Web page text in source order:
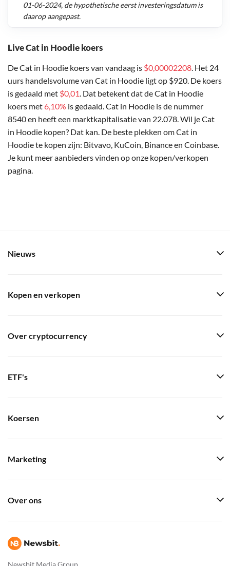
Live Cat in Hoodie koers
De Cat in Hoodie koers van vandaag is $0,00002208. Het 24
uurs handelsvolume van Cat in Hoodie ligt op $920. De koers
is gedaald met $0,01. Dat betekent dat de Cat in Hoodie
koers met 6,10% is gedaald. Cat in Hoodie is de nummer
8540 en heeft een marktkapitalisatie van 22.078. Wil je Cat
in Hoodie kopen? Dat kan. De beste plekken om Cat in
Hoodie te kopen zijn: Bitvavo, KuCoin, Binance en Coinbase.
Je kunt meer aanbieders vinden op onze kopen/verkopen
pagina.
01-06-2024, de hypothetische eerst investeringsdatum is
daarop aangepast.
Newsbit Media Group
Nieuws
Kopen en verkopen
Over cryptocurrency
ETF's
Koersen
Marketing
Over ons